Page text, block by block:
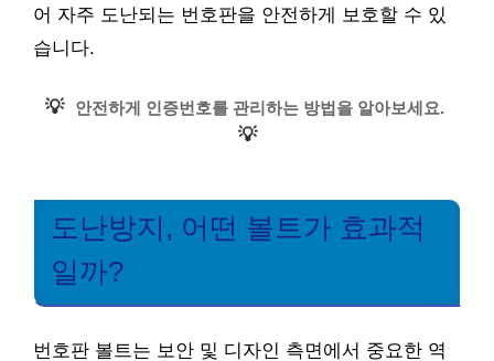
어 자주 도난되는 번호판을 안전하게 보호할 수 있
습니다.
💡 안전하게 인증번호를 관리하는 방법을 알아보세요.
💡
도난방지, 어떤 볼트가 효과적
일까?
번호판 볼트는 보안 및 디자인 측면에서 중요한 역